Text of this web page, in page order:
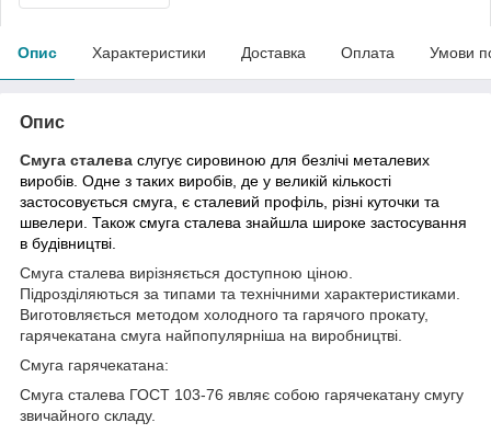
Опис Характеристики Доставка Оплата Умови
Опис
Смуга сталева слугує сировиною для безлічі металевих
виробів. Одне з таких виробів, де у великій кількості
застосовується смуга, є сталевий профіль, різні куточки та
швелери. Також смуга сталева знайшла широке застосування
в будівництві.
Смуга сталева вирізняється доступною ціною.
Підрозділяються за типами та технічними характеристиками.
Виготовляється методом холодного та гарячого прокату,
гарячекатана смуга найпопулярніша на виробництві.
Смуга гарячекатана:
Смуга сталева ГОСТ 103-76 являє собою гарячекатану смугу
звичайного складу.